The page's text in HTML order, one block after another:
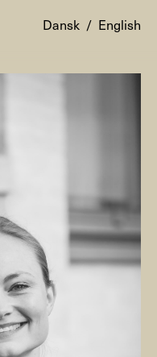
Dansk / English